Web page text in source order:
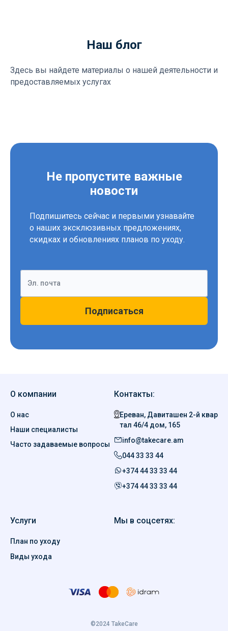
Наш блог
Здесь вы найдете материалы о нашей деятельности и
предоставляемых услугах
Не пропустите важные
новости
Подпишитесь сейчас и первыми узнавайте
о наших эксклюзивных предложениях,
скидках и обновлениях планов по уходу.
Эл. почта
Подписаться
О компании
О нас
Наши специалисты
Часто задаваемые вопросы
Контакты:
Ереван, Давиташен 2-й квар
тал 46/4 дом, 165
info@takecare.am
044 33 33 44
+374 44 33 33 44
+374 44 33 33 44
Услуги
План по уходу
Виды ухода
Мы в соцсетях:
©2024 TakeCare